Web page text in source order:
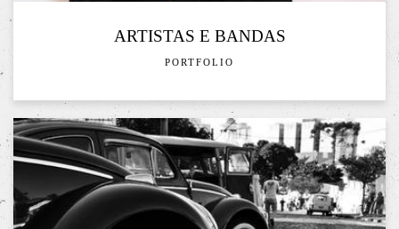
ARTISTAS E BANDAS
PORTFOLIO